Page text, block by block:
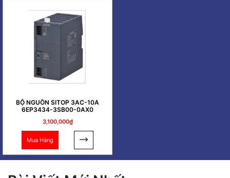
BỘ NGUỒN SITOP 3AC-10A
6EP3434-3SB00-0AX0
3,100,000₫
Mua Hàng